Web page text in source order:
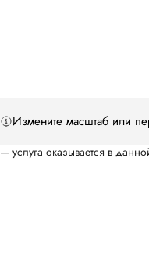
Измените масштаб или
— услуга оказывается в